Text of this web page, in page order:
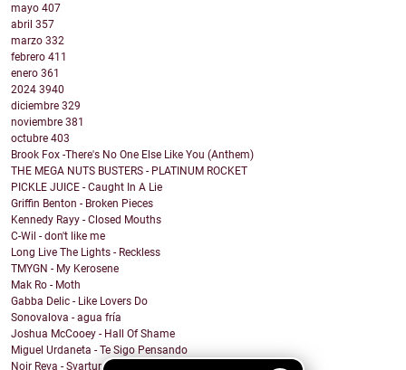
mayo 407
abril 357
marzo 332
febrero 411
enero 361
2024 3940
diciembre 329
noviembre 381
octubre 403
Brook Fox -There's No One Else Like You (Anthem)
THE MEGA NUTS BUSTERS - PLATINUM ROCKET
PICKLE JUICE - Caught In A Lie
Griffin Benton - Broken Pieces
Kennedy Rayy - Closed Mouths
C-Wil - don't like me
Long Live The Lights - Reckless
TMYGN - My Kerosene
Mak Ro - Moth
Gabba Delic - Like Lovers Do
Sonovalova - agua fría
Joshua McCooey - Hall Of Shame
Miguel Urdaneta - Te Sigo Pensando
Noir Reva - Svartur